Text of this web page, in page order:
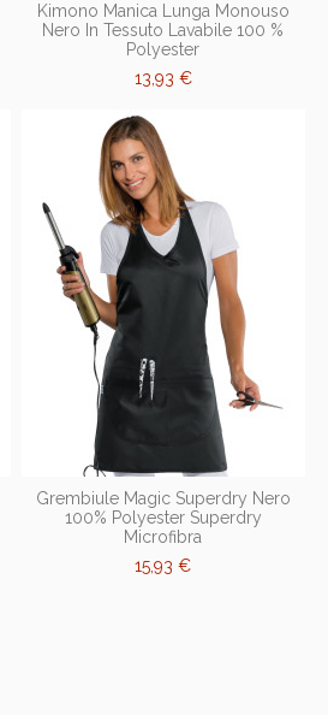
Kimono Manica Lunga Monouso
Nero In Tessuto Lavabile 100 %
Polyester
13,93 €
Grembiule Magic Superdry Nero
100% Polyester Superdry
Microfibra
15,93 €